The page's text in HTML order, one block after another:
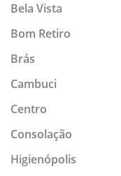
Bela Vista
Bom Retiro
Brás
Cambuci
Centro
Consolação
Higienópolis